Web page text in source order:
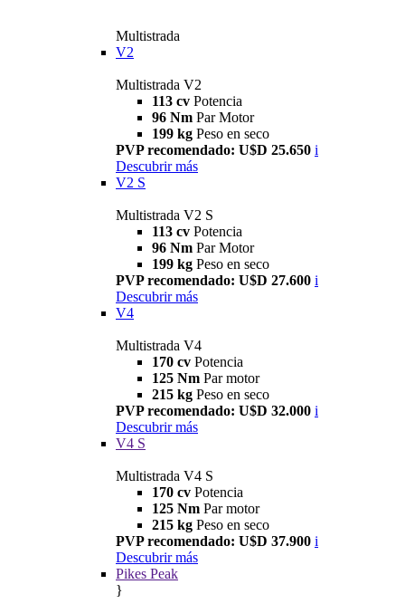
Multistrada
V2
Multistrada V2
113 cv Potencia
96 Nm Par Motor
199 kg Peso en seco
PVP recomendado: U$D 25.650 i
Descubrir más
V2 S
Multistrada V2 S
113 cv Potencia
96 Nm Par Motor
199 kg Peso en seco
PVP recomendado: U$D 27.600 i
Descubrir más
V4
Multistrada V4
170 cv Potencia
125 Nm Par motor
215 kg Peso en seco
PVP recomendado: U$D 32.000 i
Descubrir más
V4 S
Multistrada V4 S
170 cv Potencia
125 Nm Par motor
215 kg Peso en seco
PVP recomendado: U$D 37.900 i
Descubrir más
Pikes Peak
}